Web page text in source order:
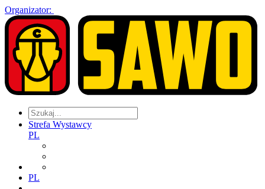
Organizator:
Strefa Wystawcy
PL
PL